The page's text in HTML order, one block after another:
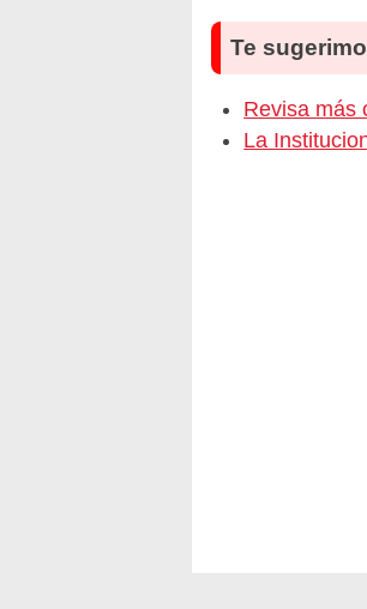
Te
Revisa más
La